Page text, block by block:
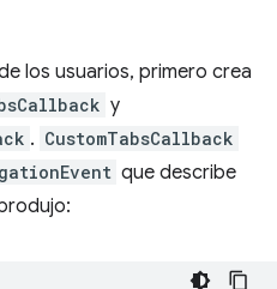
los usuarios, primero crea
y
. CustomTabsCallback
que describe